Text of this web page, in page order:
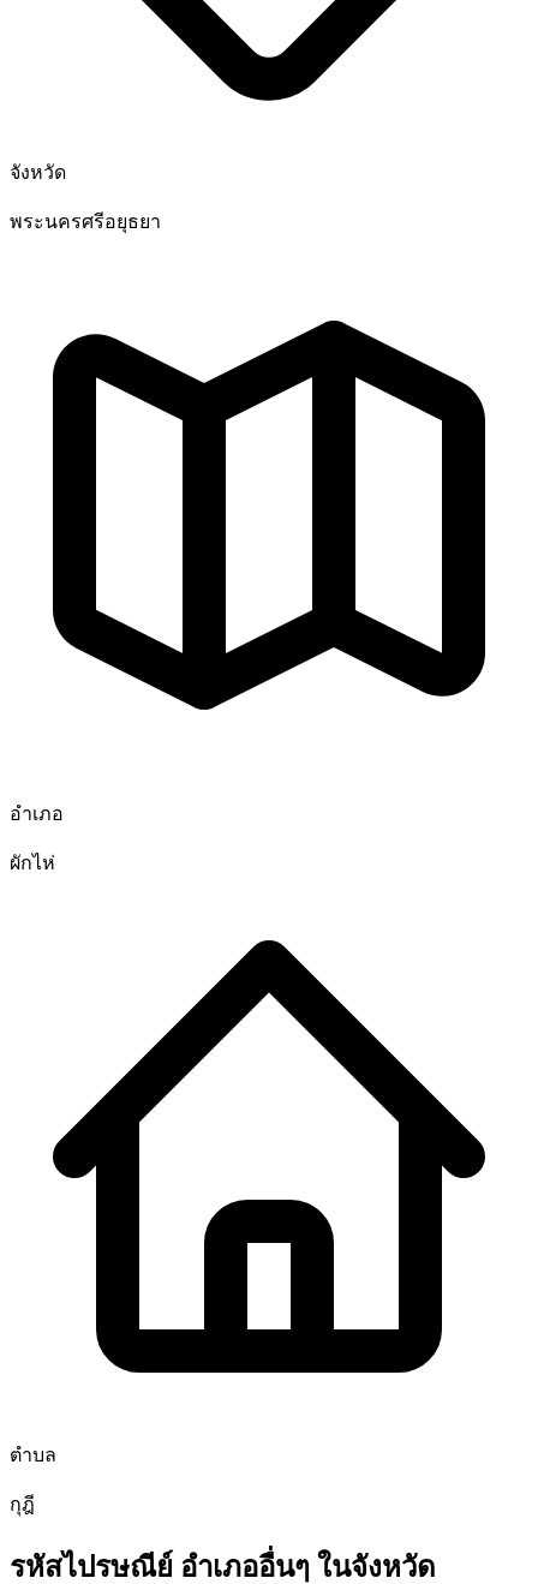
จังหวัด
พระนครศรีอยุธยา
อำเภอ
ผักไห่
ตำบล
กุฎี
รหัสไปรษณีย์ อำเภออื่นๆ ในจังหวัด